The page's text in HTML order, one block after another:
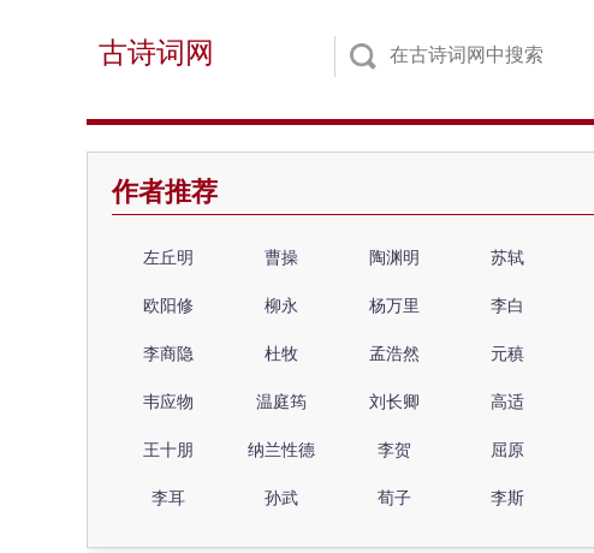
古诗词网
作者推荐
左丘明 曹操 陶渊明 苏轼
欧阳修 柳永 杨万里 李白
李商隐 杜牧 孟浩然 元稹
韦应物 温庭筠 刘长卿 高适
王十朋 纳兰性德 李贺 屈原
李耳 孙武 荀子 李斯